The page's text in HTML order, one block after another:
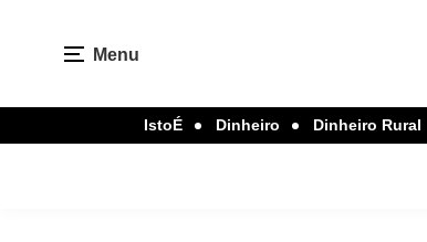
Menu
IstoÉ Dinheiro Dinheiro Rural